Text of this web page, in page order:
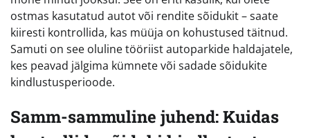
ostmas kasutatud autot või rendite sõidukit – saate
kiiresti kontrollida, kas müüja on kohustused täitnud.
Samuti on see oluline tööriist autoparkide haldajatele,
kes peavad jälgima kümnete või sadade sõidukite
kindlustusperioode.
Samm-sammuline juhend: Kuidas